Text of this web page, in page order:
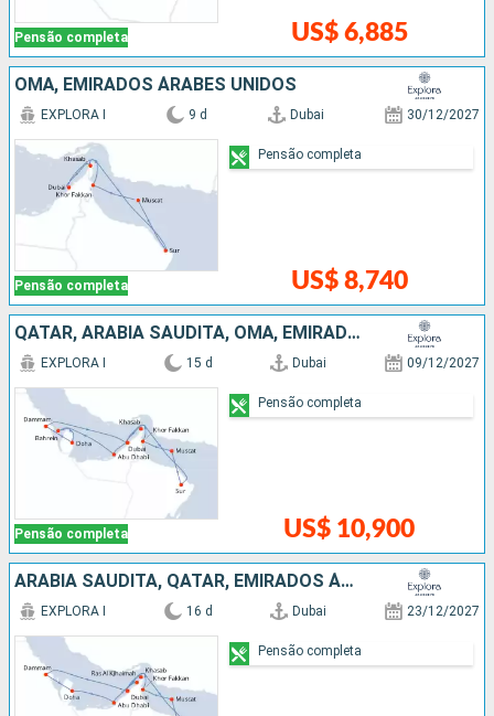
Pensão completa US$ 6,885
OMÃ, EMIRADOS ÁRABES UNIDOS
Pensão completa
EXPLORA I 9 d Dubai 30/12/2027
US$ 8,740
Pensão completa
QATAR, ARABIA SAUDITA, OMÃ, EMIRADOS ÁRABES UNIDOS
Pensão completa
EXPLORA I 15 d Dubai 09/12/2027
US$ 10,900
Pensão completa
ARABIA SAUDITA, QATAR, EMIRADOS ÁRABES UNIDOS, OMÃ
EXPLORA I 16 d Dubai 23/12/2027
Pensão completa